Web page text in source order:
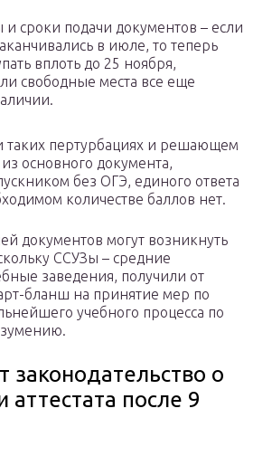
сроки подачи документов – если
в июле, то теперь
вплоть до 25 ноября,
свободные места все еще
таких пертурбациях и решающем
основного документа,
без ОГЭ, единого ответа
количестве баллов нет.
документов могут возникнуть
ССУЗы – средние
заведения, получили от
бланш на принятие мер по
учебного процесса по
законодательство о
аттестата после 9